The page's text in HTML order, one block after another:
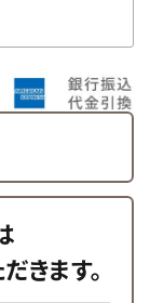
きます。